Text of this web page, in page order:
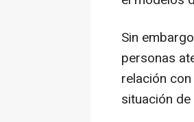
Sin
personas
relación
situación